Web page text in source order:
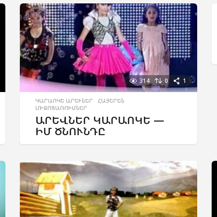
314 0 1
ԿԱՐԱՈԿԵ ԱՐԵՒՆԵՐ ,ՀԱՅԵՐԵՆ
ՄԻՋՈՑԱՌՈՒՄՆԵՐ
ԱՐԵՎՆԵՐ ԿԱՐԱՈԿԵ —
ԻՄ ԾՆՈՒՆԴԸ